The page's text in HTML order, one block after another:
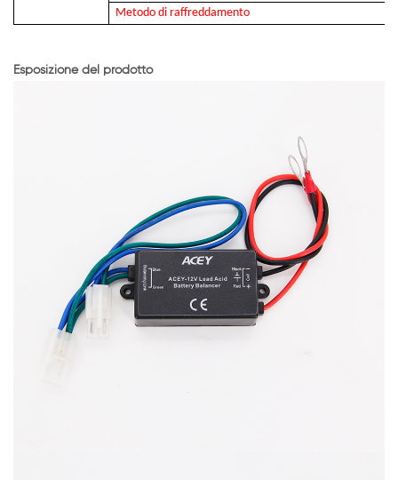
Metodo di raffreddamento
Esposizione del prodotto